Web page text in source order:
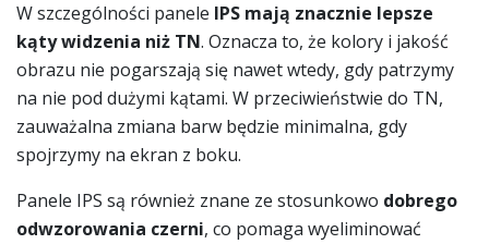
W szczególności panele IPS mają znacznie lepsze
kąty widzenia niż TN. Oznacza to, że kolory i jakość
obrazu nie pogarszają się nawet wtedy, gdy patrzymy
na nie pod dużymi kątami. W przeciwieństwie do TN,
zauważalna zmiana barw będzie minimalna, gdy
spojrzymy na ekran z boku.
Panele IPS są również znane ze stosunkowo dobrego
odwzorowania czerni, co pomaga wyeliminować